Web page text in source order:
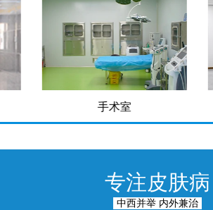
手术室
专注皮肤病
中西并举 内外兼治